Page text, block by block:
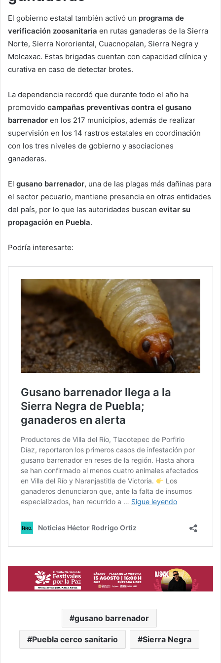
El gobierno estatal también activó un programa de
verificación zoosanitaria en rutas ganaderas de la Sierra
Norte, Sierra Nororiental, Cuacnopalan, Sierra Negra y
Molcaxac. Estas brigadas cuentan con capacidad clínica y
curativa en caso de detectar brotes.
La dependencia recordó que durante todo el año ha
promovido campañas preventivas contra el gusano
barrenador en los 217 municipios, además de realizar
supervisión en los 14 rastros estatales en coordinación
con los tres niveles de gobierno y asociaciones
ganaderas.
El gusano barrenador, una de las plagas más dañinas para
el sector pecuario, mantiene presencia en otras entidades
del país, por lo que las autoridades buscan evitar su
propagación en Puebla.
Podría interesarte:
gusano barrenador
Puebla cerco sanitario Sierra Negra